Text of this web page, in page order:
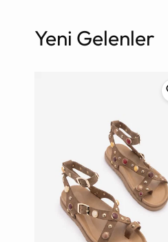
Yeni Gelenler